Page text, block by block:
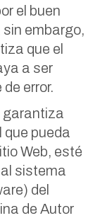
el buen
sin embargo,
que el
a ser
error.
garantiza
que pueda
Web, esté
al sistema
del
de Autor